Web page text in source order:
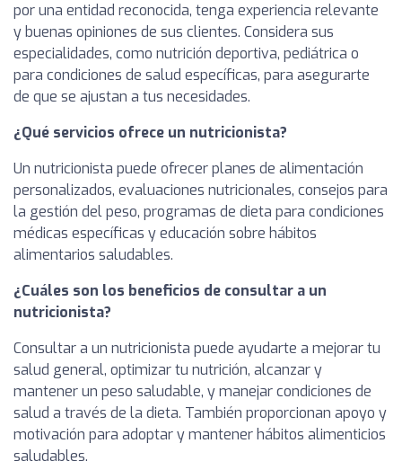
por una entidad reconocida, tenga experiencia relevante
y buenas opiniones de sus clientes. Considera sus
especialidades, como nutrición deportiva, pediátrica o
para condiciones de salud específicas, para asegurarte
de que se ajustan a tus necesidades.
¿Qué servicios ofrece un nutricionista?
Un nutricionista puede ofrecer planes de alimentación
personalizados, evaluaciones nutricionales, consejos para
la gestión del peso, programas de dieta para condiciones
médicas específicas y educación sobre hábitos
alimentarios saludables.
¿Cuáles son los beneficios de consultar a un
nutricionista?
Consultar a un nutricionista puede ayudarte a mejorar tu
salud general, optimizar tu nutrición, alcanzar y
mantener un peso saludable, y manejar condiciones de
salud a través de la dieta. También proporcionan apoyo y
motivación para adoptar y mantener hábitos alimenticios
saludables.